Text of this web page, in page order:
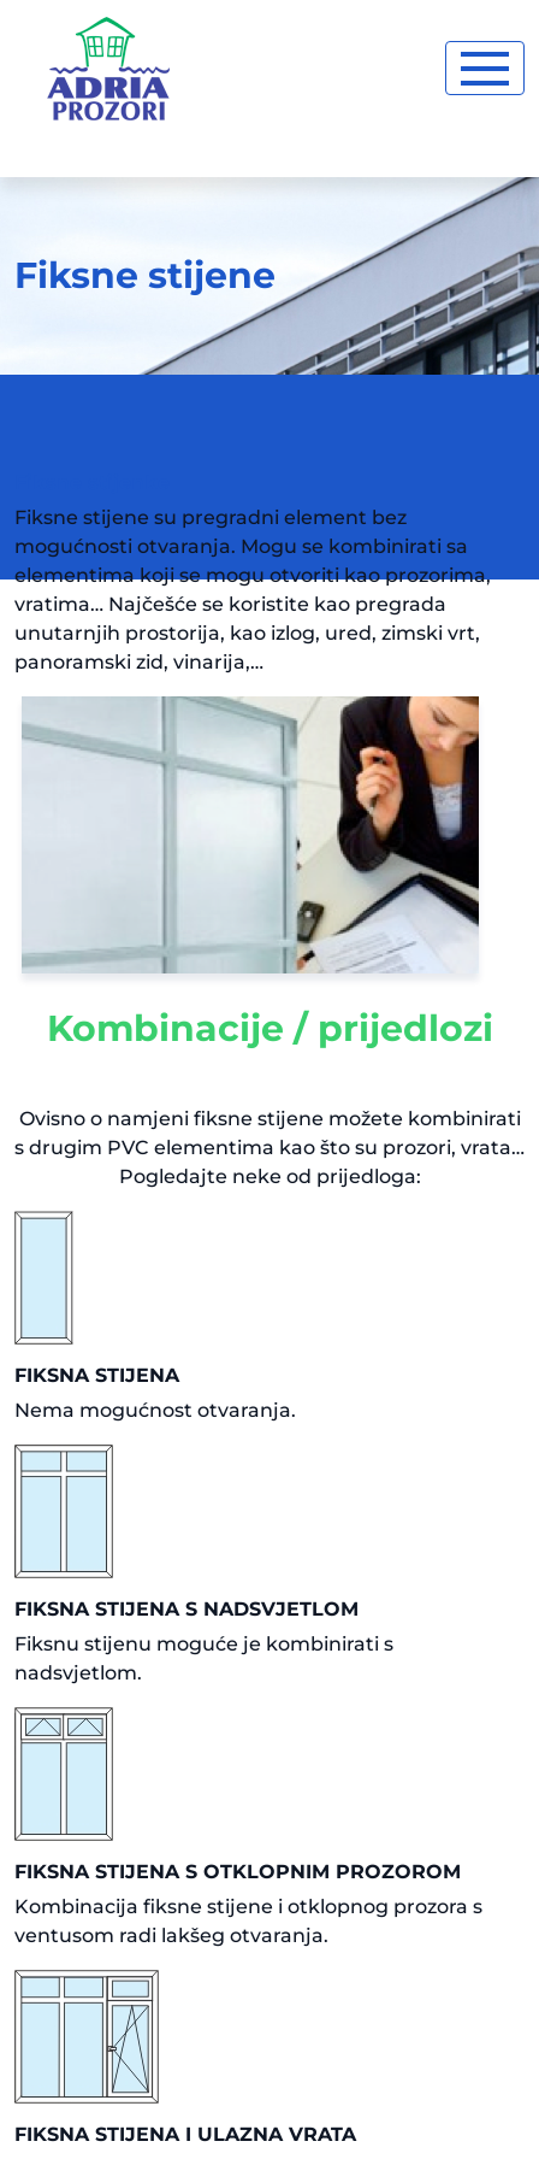
Fiksne stijene
Fiksne stijene su pregradni element bez
mogućnosti otvaranja. Mogu se kombinirati sa
elementima koji se mogu otvoriti kao prozorima,
vratima… Najčešće se koristite kao pregrada
unutarnjih prostorija, kao izlog, ured, zimski vrt,
panoramski zid, vinarija,…
Kombinacije / prijedlozi
Ovisno o namjeni fiksne stijene možete kombinirati
s drugim PVC elementima kao što su prozori, vrata…
Pogledajte neke od prijedloga:
FIKSNA STIJENA
Nema mogućnost otvaranja.
FIKSNA STIJENA S NADSVJETLOM
Fiksnu stijenu moguće je kombinirati s
nadsvjetlom.
FIKSNA STIJENA S OTKLOPNIM PROZOROM
Kombinacija fiksne stijene i otklopnog prozora s
ventusom radi lakšeg otvaranja.
FIKSNA STIJENA I ULAZNA VRATA